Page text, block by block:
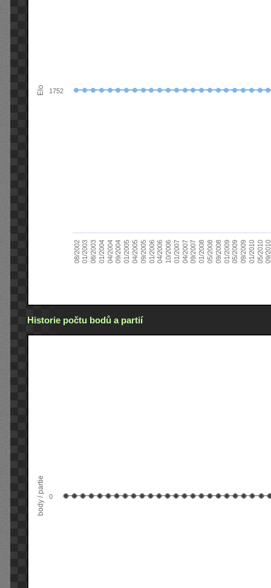
Elo
08/200201/200308/200301/200404/200409/200401/200504/200509/200501/200604/200610/200601/200704/200709/200701/200805/200809/200801/200905/200909/200901/201005/201009/
1752
Historie počtu bodů a partií
body / partie 0